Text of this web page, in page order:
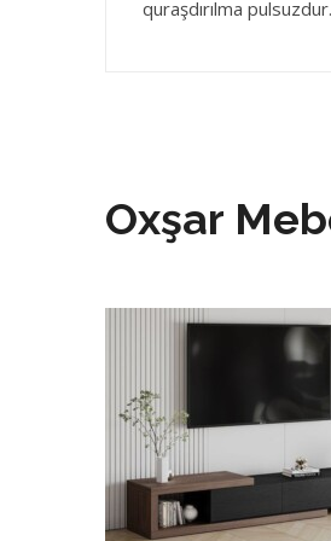
quraşdırılma pulsuzdur.
Oxşar